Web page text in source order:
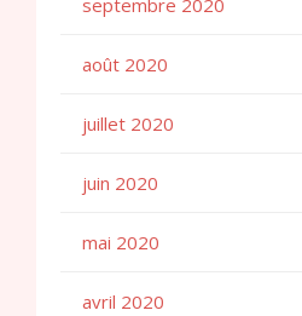
septembre 2020
août 2020
juillet 2020
juin 2020
mai 2020
avril 2020